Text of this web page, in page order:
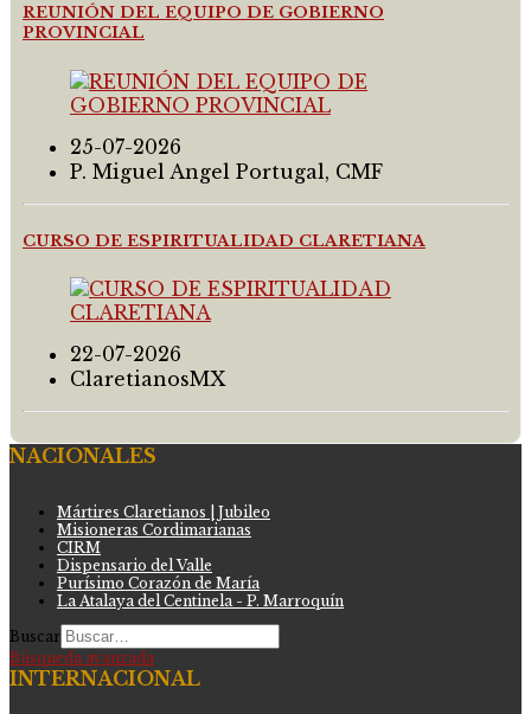
REUNIÓN DEL EQUIPO DE GOBIERNO
PROVINCIAL
25-07-2026
P. Miguel Angel Portugal, CMF
CURSO DE ESPIRITUALIDAD CLARETIANA
22-07-2026
ClaretianosMX
NACIONALES
Mártires Claretianos | Jubileo
Misioneras Cordimarianas
CIRM
Dispensario del Valle
Purísimo Corazón de María
La Atalaya del Centinela - P. Marroquín
Buscar
Búsqueda avanzada
INTERNACIONAL